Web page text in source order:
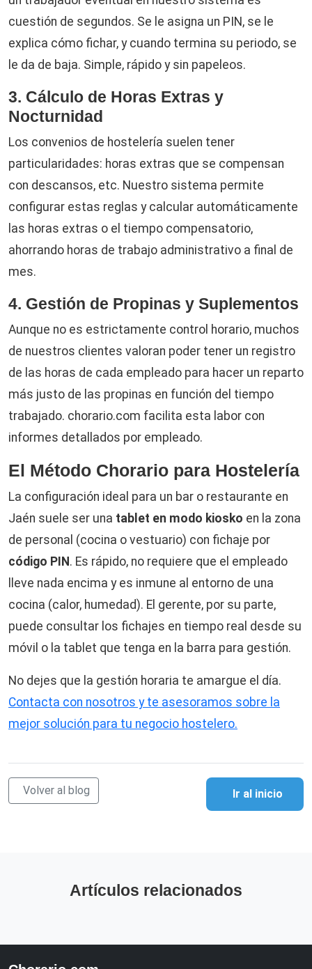
cuestión de segundos. Se le asigna un PIN, se le
explica cómo fichar, y cuando termina su periodo, se
le da de baja. Simple, rápido y sin papeleos.
3. Cálculo de Horas Extras y
Nocturnidad
Los convenios de hostelería suelen tener
particularidades: horas extras que se compensan
con descansos, etc. Nuestro sistema permite
configurar estas reglas y calcular automáticamente
las horas extras o el tiempo compensatorio,
ahorrando horas de trabajo administrativo a final de
mes.
4. Gestión de Propinas y Suplementos
Aunque no es estrictamente control horario, muchos
de nuestros clientes valoran poder tener un registro
de las horas de cada empleado para hacer un reparto
más justo de las propinas en función del tiempo
trabajado. chorario.com facilita esta labor con
informes detallados por empleado.
El Método Chorario para Hostelería
La configuración ideal para un bar o restaurante en
Jaén suele ser una tablet en modo kiosko en la zona
de personal (cocina o vestuario) con fichaje por
código PIN . Es rápido, no requiere que el empleado
lleve nada encima y es inmune al entorno de una
cocina (calor, humedad). El gerente, por su parte,
puede consultar los fichajes en tiempo real desde su
móvil o la tablet que tenga en la barra para gestión.
No dejes que la gestión horaria te amargue el día.
Contacta con nosotros y te asesoramos sobre la
mejor solución para tu negocio hostelero.
Volver al blog Ir al inicio
Artículos relacionados